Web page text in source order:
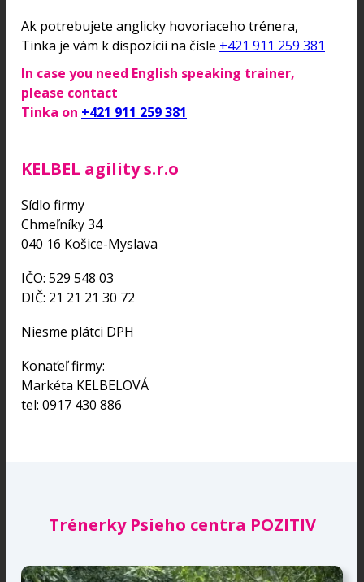
Ak potrebujete anglicky hovoriaceho trénera,
Tinka je vám k dispozícii na čísle +421 911 259 381
In case you need English speaking trainer,
please contact
Tinka on +421 911 259 381
KELBEL agility s.r.o
Sídlo firmy
Chmeľníky 34
040 16 Košice-Myslava
IČO: 529 548 03
DIČ: 21 21 21 30 72
Niesme plátci DPH
Konaťeľ firmy:
Markéta KELBELOVÁ
tel: 0917 430 886
Trénerky Psieho centra POZITIV